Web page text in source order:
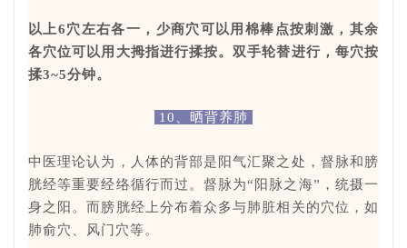
以上6穴左右各一，少商穴可以用棉棒点按刺激，其余
各穴位可以用大拇指进行揉按。双手轮替进行，每穴按
揉3~5分钟。
10、晒背养肺
中医理论认为，人体的背部是阳气汇聚之处，督脉和膀
胱经等重要经络循行而过。督脉为“阳脉之海”，统摄一
身之阳。而膀胱经上分布着众多与肺脏相关的穴位，如
肺俞穴、风门穴等。